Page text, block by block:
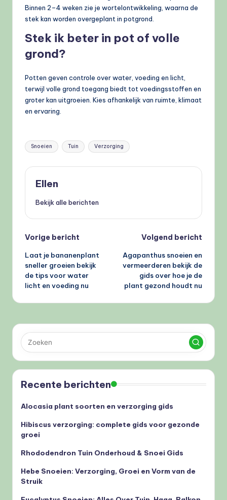
Binnen 2–4 weken zie je wortelontwikkeling, waarna de
stek kan worden overgeplant in potgrond.
Stek ik beter in pot of volle
grond?
Potten geven controle over water, voeding en licht,
terwijl volle grond toegang biedt tot voedingsstoffen en
groter kan uitgroeien. Kies afhankelijk van ruimte, klimaat
en ervaring.
Tags:
Snoeien Tuin Verzorging
Ellen
Bekijk alle berichten
Bericht
navigatie
Vorige bericht
Laat je bananenplant
sneller groeien bekijk
de tips voor water
licht en voeding nu
Volgend bericht
Agapanthus snoeien en
vermeerderen bekijk de
gids over hoe je de
plant gezond houdt nu
Recente berichten
Alocasia plant soorten en verzorging gids
Hibiscus verzorging: complete gids voor gezonde
groei
Rhododendron Tuin Onderhoud & Snoei Gids
Hebe Snoeien: Verzorging, Groei en Vorm van de
Struik